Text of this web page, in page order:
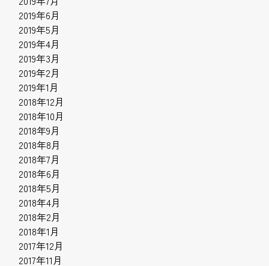
2019年6月
2019年5月
2019年4月
2019年3月
2019年2月
2019年1月
2018年12月
2018年10月
2018年9月
2018年8月
2018年7月
2018年6月
2018年5月
2018年4月
2018年2月
2018年1月
2017年12月
2017年11月